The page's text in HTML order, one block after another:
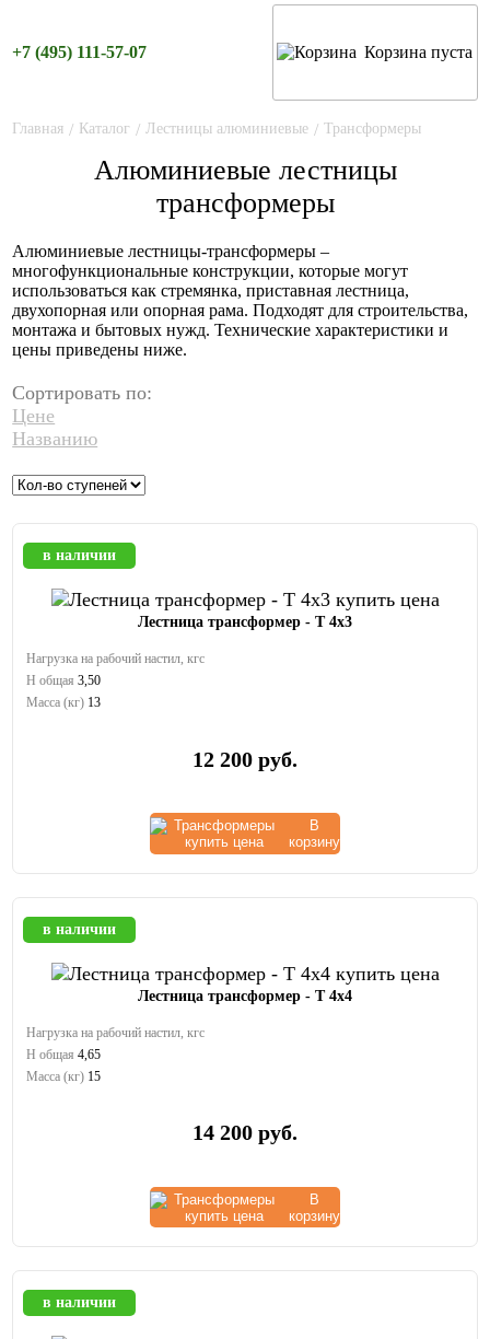
+7 (495) 111-57-07 Корзина пуста
Главная / Каталог / Лестницы алюминиевые / Трансформеры
Алюминиевые лестницы
трансформеры
Алюминиевые лестницы-трансформеры –
многофункциональные конструкции, которые могут
использоваться как стремянка, приставная лестница,
двухопорная или опорная рама. Подходят для строительства,
монтажа и бытовых нужд. Технические характеристики и
цены приведены ниже.
Сортировать по:
Цене
Названию
в наличии
Лестница трансформер - Т 4х3
Нагрузка на рабочий настил, кгс
Н общая 3,50
Масса (кг) 13
12 200 руб.
В
корзину
в наличии
Лестница трансформер - Т 4х4
Нагрузка на рабочий настил, кгс
Н общая 4,65
Масса (кг) 15
14 200 руб.
В
корзину
в наличии